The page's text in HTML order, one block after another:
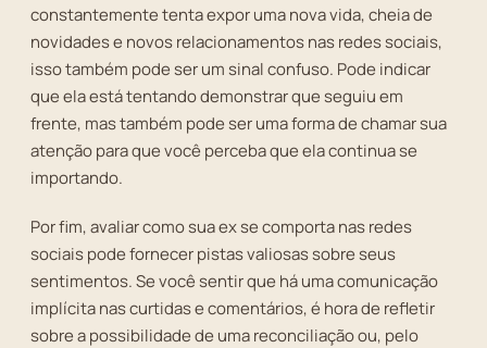
constantemente tenta expor uma nova vida, cheia de
novidades e novos relacionamentos nas redes sociais,
isso também pode ser um sinal confuso. Pode indicar
que ela está tentando demonstrar que seguiu em
frente, mas também pode ser uma forma de chamar sua
atenção para que você perceba que ela continua se
importando.
Por fim, avaliar como sua ex se comporta nas redes
sociais pode fornecer pistas valiosas sobre seus
sentimentos. Se você sentir que há uma comunicação
implícita nas curtidas e comentários, é hora de refletir
sobre a possibilidade de uma reconciliação ou, pelo